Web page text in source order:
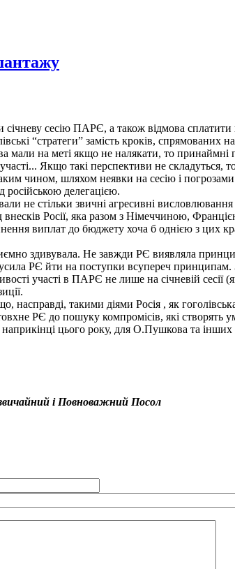
січневу сесію ПАРЄ, а також відмова
“стратеги” замість кроків,
мали на меті якщо не налякати, то
Якщо такі перспективи не
чином, шляхом неявки на сесію і
делегацією.
не стільки звичні агресивні
Росії, яка разом з Німеччиною,
виплат до бюджету хоча б однією з цих
здивувала. Не завжди РЄ виявляла
РЄ йти на поступки всупереч
участі в ПАРЄ не лише на січневій
насправді, такими діями Росія , як
РЄ до пошуку компромісів, які створять
цього року, для О.Пушкова та інших
і Повноважний Посол